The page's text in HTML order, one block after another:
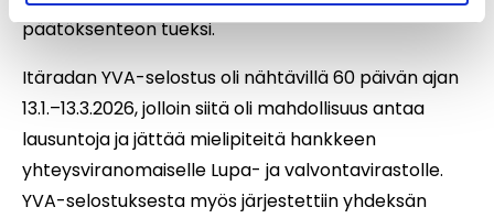
päätöksenteon tueksi.
Itäradan YVA-selostus oli nähtävillä 60 päivän ajan
13.1.–13.3.2026, jolloin siitä oli mahdollisuus antaa
lausuntoja ja jättää mielipiteitä hankkeen
yhteysviranomaiselle Lupa- ja valvontavirastolle.
YVA-selostuksesta myös järjestettiin yhdeksän